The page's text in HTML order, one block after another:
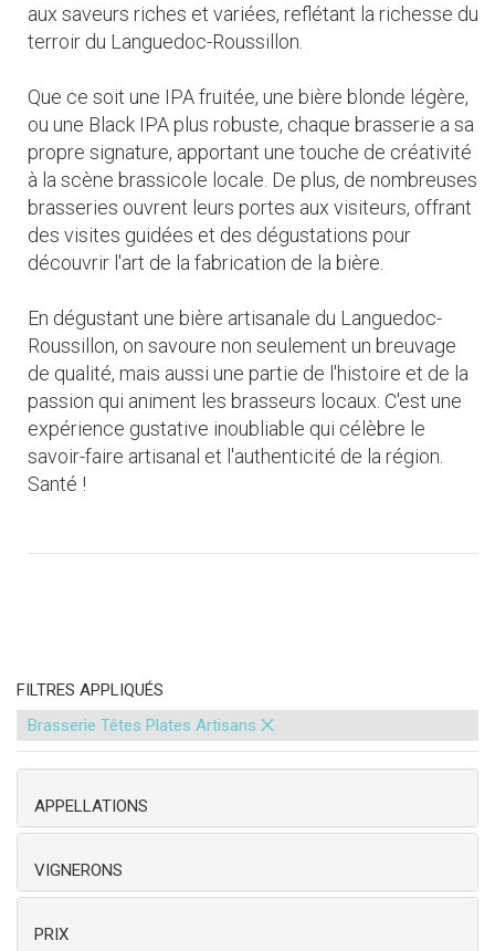
aux saveurs riches et variées, reflétant la richesse du
terroir du Languedoc-Roussillon.
Que ce soit une IPA fruitée, une bière blonde légère,
ou une Black IPA plus robuste, chaque brasserie a sa
propre signature, apportant une touche de créativité
à la scène brassicole locale. De plus, de nombreuses
brasseries ouvrent leurs portes aux visiteurs, offrant
des visites guidées et des dégustations pour
découvrir l'art de la fabrication de la bière.
En dégustant une bière artisanale du Languedoc-
Roussillon, on savoure non seulement un breuvage
de qualité, mais aussi une partie de l'histoire et de la
passion qui animent les brasseurs locaux. C'est une
expérience gustative inoubliable qui célèbre le
savoir-faire artisanal et l'authenticité de la région.
Santé !
FILTRES APPLIQUÉS
Brasserie Têtes Plates Artisans ×
APPELLATIONS
VIGNERONS
PRIX